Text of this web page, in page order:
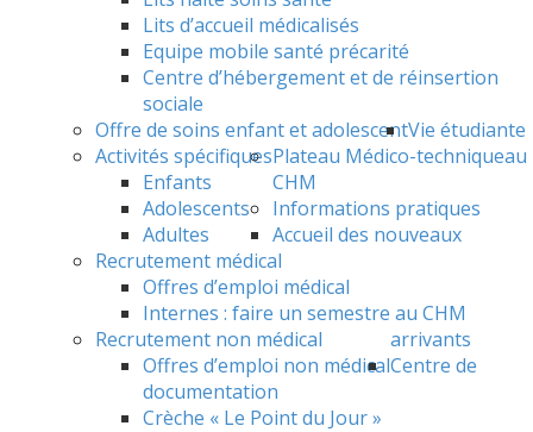
Lits d’accueil médicalisés
Equipe mobile santé précarité
Centre d’hébergement et de réinsertion
sociale
Offre de soins enfant et adolescent
Activités spécifiques
Enfants
Adolescents
Adultes
Plateau Médico-technique
Recrutement médical
Offres d’emploi médical
Internes : faire un semestre au CHM
Vie étudiante
au
CHM
Recrutement non médical
Offres d’emploi non médical
Informations pratiques
Accueil des nouveaux
arrivants
Centre de
documentation
Crèche « Le Point du Jour »